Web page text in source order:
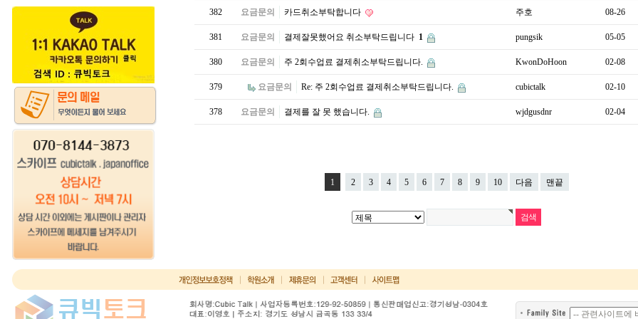
382 요금문의 카드취소부탁합니다 주호 08-26
381 요금문의 결제잘못했어요 취소부탁드립니다 1 pungsik 05-05
380 요금문의 주 2회수업료 결제취소부탁드립니다. KwonDoHoon 02-08
379 요금문의 Re: 주 2회수업료 결제취소부탁드립니다. cubictalk 02-10
378 요금문의 결제를 잘 못 했습니다. wjdgusdnr 02-04
1 2 3 4 5 6 7 8 9 10 다음 맨끝